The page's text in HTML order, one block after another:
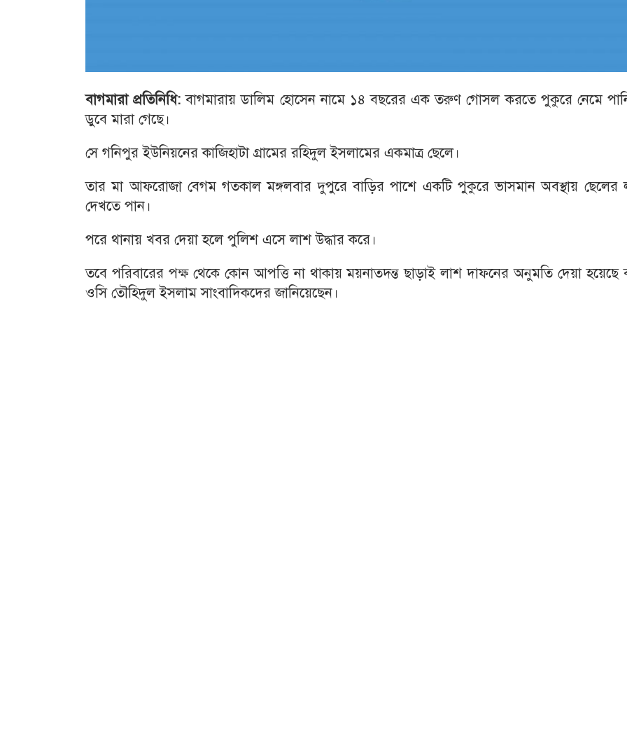
বাগমারা প্রতিনিধি: বাগমারায় ডালিম হোসেন নামে ১৪ বছরের এক তরুণ গোসল করতে পুকুরে নেমে
ডুবে মারা গেছে।
সে গনিপুর ইউনিয়নের কাজিহাটা গ্রামের রহিদুল ইসলামের একমাত্র ছেলে।
তার মা আফরোজা বেগম গতকাল মঙ্গলবার দুপুরে বাড়ির পাশে একটি পুকুরে ভাসমান অবস্থায় ছেলের
দেখতে পান।
পরে থানায় খবর দেয়া হলে পুলিশ এসে লাশ উদ্ধার করে।
তবে পরিবারের পক্ষ থেকে কোন আপত্তি না থাকায় ময়নাতদন্ত ছাড়াই লাশ দাফনের অনুমতি দেয়া হয়েছে
ওসি তৌহিদুল ইসলাম সাংবাদিকদের জানিয়েছেন।